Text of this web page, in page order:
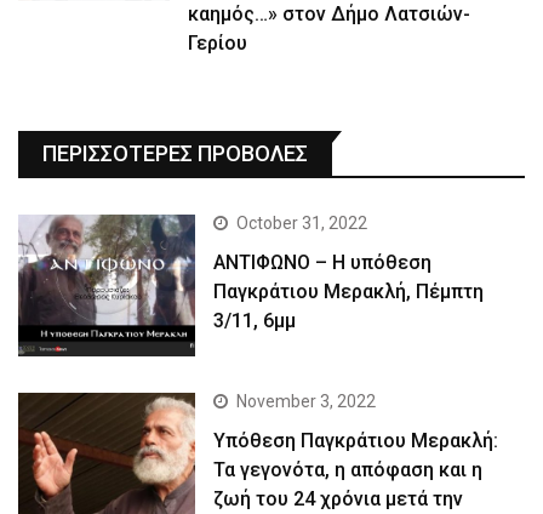
καημός…» στον Δήμο Λατσιών-
Γερίου
ΠΕΡΙΣΣΟΤΕΡΕΣ ΠΡΟΒΟΛΕΣ
October 31, 2022
ΑΝΤΙΦΩΝΟ – Η υπόθεση
Παγκράτιου Μερακλή, Πέμπτη
3/11, 6μμ
November 3, 2022
Yπόθεση Παγκράτιου Μερακλή:
Τα γεγονότα, η απόφαση και η
ζωή του 24 χρόνια μετά την